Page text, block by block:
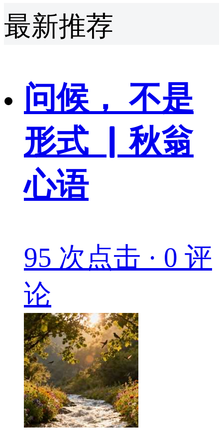
最新推荐
问候， 不是
形式 ▏秋翁
心语
95 次点击 · 0 评
论